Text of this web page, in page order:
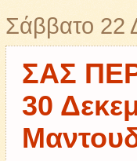
Σάββατο 22
ΣΑΣ
30